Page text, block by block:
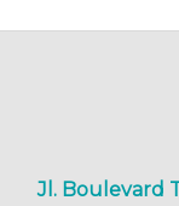
Jl. Boulevard